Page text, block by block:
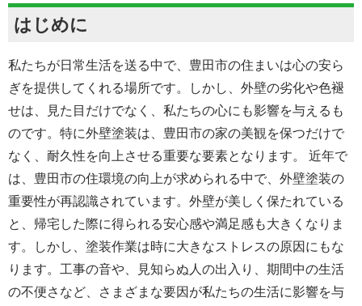
はじめに
私たちが日常生活を送る中で、豊田市の住まいは心の安ら
ぎを提供してくれる場所です。しかし、外壁の劣化や色褪
せは、見た目だけでなく、私たちの心にも影響を与えるも
のです。特に外壁塗装は、豊田市の家の美観を保つだけで
なく、耐久性を向上させる重要な要素となります。 近年で
は、豊田市の住環境の向上が求められる中で、外壁塗装の
重要性が再認識されています。外壁が美しく保たれている
と、帰宅した際に得られる安心感や満足感も大きくなりま
す。しかし、塗装作業は時に大きなストレスの原因にもな
ります。工事の音や、見知らぬ人の出入り、期間中の生活
の不便さなど、さまざまな要因が私たちの生活に影響を与